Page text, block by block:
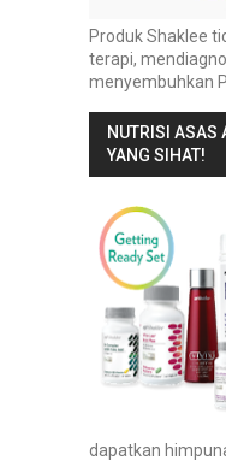
Produk Shaklee
terapi,
menyembuhkan
NUTRISI ASAS
YANG SIHAT!
dapatkan